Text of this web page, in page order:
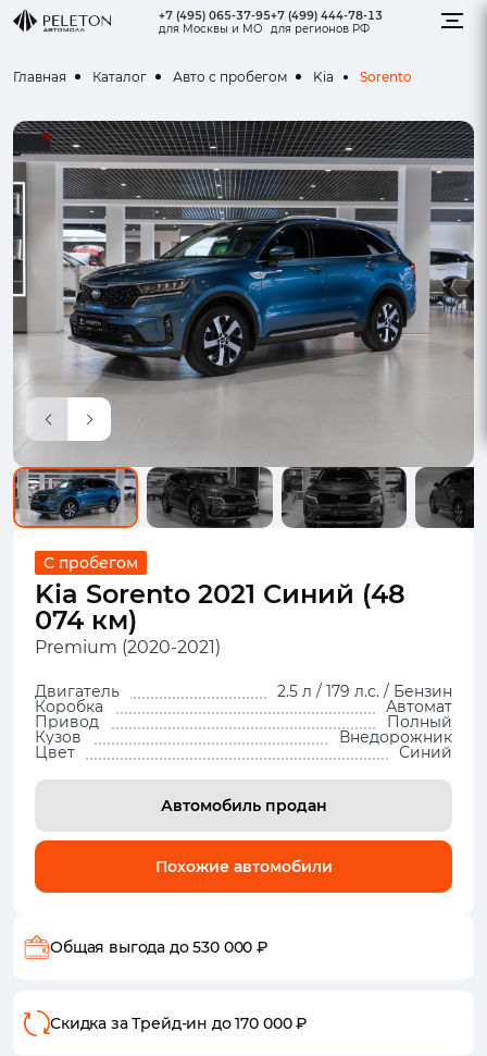
+7 (495) 065-37-95
для Москвы и МО
+7 (499) 444-78-13
для регионов РФ
Главная Каталог Авто с пробегом Kia Sorento
С пробегом
Kia Sorento 2021 Синий (48
074 км)
Premium (2020-2021)
Двигатель 2.5 л / 179 л.с. / Бензин
Коробка Автомат
Привод Полный
Кузов Внедорожник
Цвет Синий
Автомобиль продан
Похожие автомобили
Общая выгода до 530 000 ₽
Скидка за Трейд-ин до 170 000 ₽